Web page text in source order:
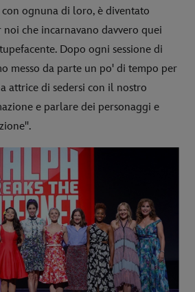
ognuna di loro, è diventato
che incarnavano davvero quei
Dopo ogni sessione di
messo da parte un po' di tempo per
attrice di sedersi con il nostro
e parlare dei personaggi e